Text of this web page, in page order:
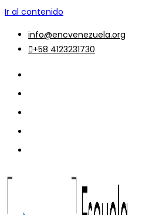
Ir al contenido
info@encvenezuela.org
+58 4123231730